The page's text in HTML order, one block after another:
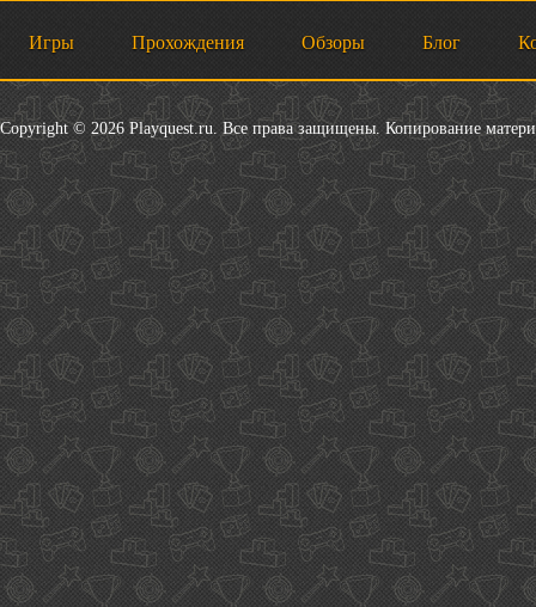
Игры Прохождения Обзоры Блог
Copyright © 2026 Playquest.ru. Все права защищены. Копирование